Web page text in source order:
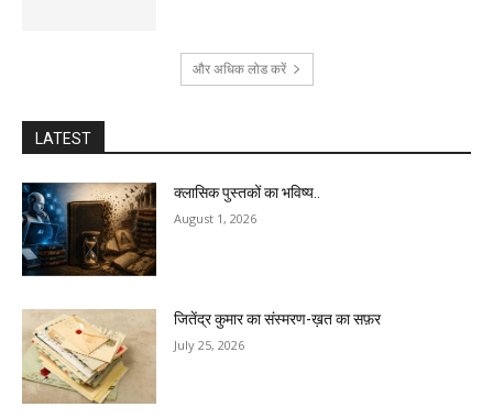
और अधिक लोड करें
LATEST
क्लासिक पुस्तकों का भविष्य..
August 1, 2026
जितेंद्र कुमार का संस्मरण-ख़त का सफ़र
July 25, 2026